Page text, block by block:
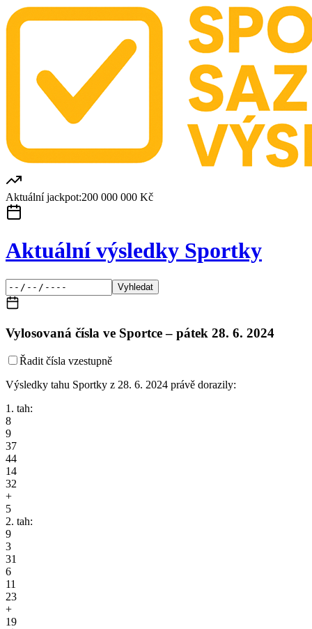
Aktuální jackpot:200 000 000 Kč
Aktuální výsledky Sportky
Vyhledat
Vylosovaná čísla ve Sportce – pátek 28. 6. 2024
Řadit čísla vzestupně
Výsledky tahu Sportky z 28. 6. 2024 právě dorazily:
1. tah:
8
9
37
44
14
32
+
5
2. tah:
9
3
31
6
11
23
+
19